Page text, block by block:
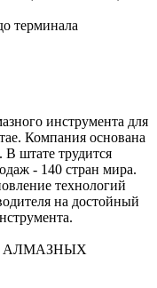
терминала
инструмента для
Компания основана
В штате трудится
- 140 стран мира.
технологий
на достойный
АЛМАЗНЫХ